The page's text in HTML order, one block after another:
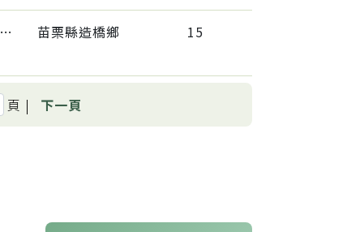
蕹菜(空心菜)、青江菜(青梗菜,青油菜)、甜椒(含青椒)、茄子 苗栗縣造橋鄉 15
頁 | 下一頁